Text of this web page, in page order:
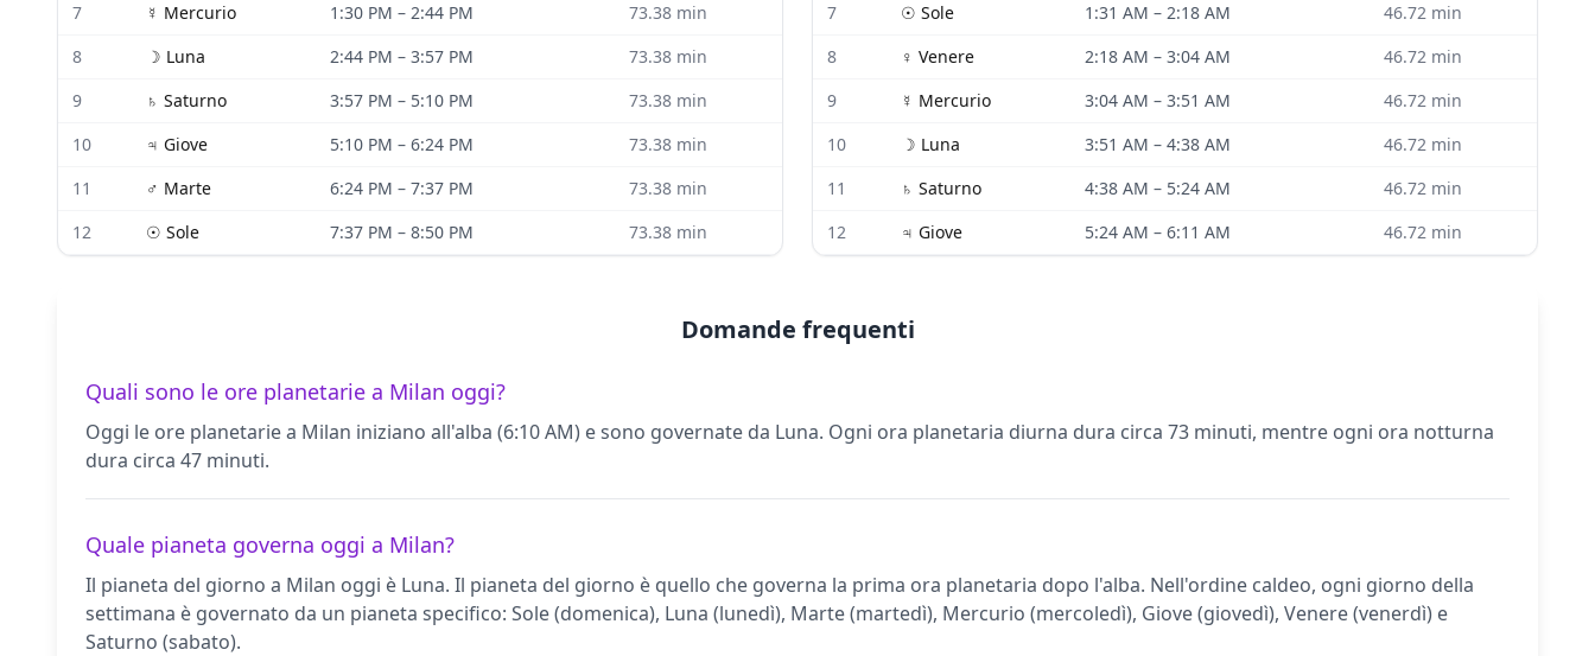
7
☿ Mercurio 1:30 PM – 2:44 PM 73.38 min
8
☽ Luna 2:44 PM – 3:57 PM 73.38 min
9
♄ Saturno 3:57 PM – 5:10 PM 73.38 min
10
♃ Giove 5:10 PM – 6:24 PM 73.38 min
11
♂ Marte 6:24 PM – 7:37 PM 73.38 min
12
☉ Sole 7:37 PM – 8:50 PM 73.38 min
7
☉ Sole 1:31 AM – 2:18 AM 46.72 min
8
♀ Venere 2:18 AM – 3:04 AM 46.72 min
9
☿ Mercurio 3:04 AM – 3:51 AM 46.72 min
10
☽ Luna 3:51 AM – 4:38 AM 46.72 min
11
♄ Saturno 4:38 AM – 5:24 AM 46.72 min
12
♃ Giove 5:24 AM – 6:11 AM 46.72 min
Domande frequenti
Quali sono le ore planetarie a Milan oggi?
Oggi le ore planetarie a Milan iniziano all'alba (6:10 AM) e sono governate da Luna. Ogni ora planetaria diurna dura circa 73 minuti, mentre ogni ora notturna
dura circa 47 minuti.
Quale pianeta governa oggi a Milan?
Il pianeta del giorno a Milan oggi è Luna. Il pianeta del giorno è quello che governa la prima ora planetaria dopo l'alba. Nell'ordine caldeo, ogni giorno della
settimana è governato da un pianeta specifico: Sole (domenica), Luna (lunedì), Marte (martedì), Mercurio (mercoledì), Giove (giovedì), Venere (venerdì) e
Saturno (sabato).